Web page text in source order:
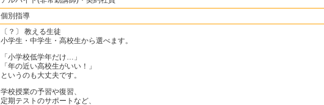
個別指導
〔？〕 教える生徒
小学生・中学生・高校生から選べます。
「小学校低学年だけ…」
「年の近い高校生がいい！」
というのも大丈夫です。
学校授業の予習や復習、
定期テストのサポートなど、